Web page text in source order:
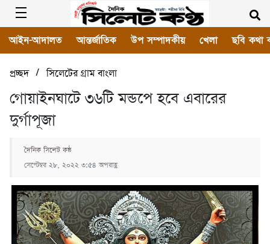
আইন-আদালত আন্তর্জাতিক উপ সম্পাদকীয় খেলা ছবি কথা
প্রচ্ছদ/সিলেটের গ্রাম বাংলা
গোয়াইনঘাটে ৩৬টি মন্ডপে হবে এবারের
দুর্গাপূজা
দৈনিক সিলেট কন্ঠ
সেপ্টেম্বর ২৮, ২০২২ ৩:৫৪ অপরাহ্ণ